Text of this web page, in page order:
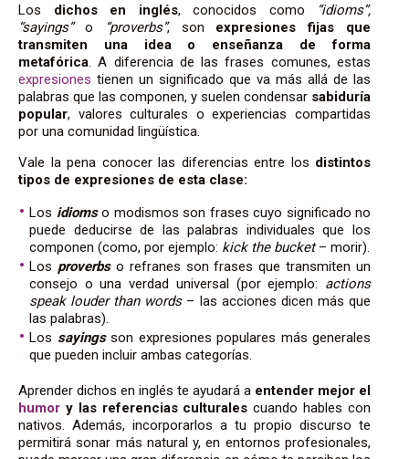
Los dichos en inglés, conocidos como
“idioms”,
“sayings”o “proverbs”, son expresiones fijas
que
transmiten una idea o enseñanza de forma
metafórica. A diferencia de las frases comunes, estas
expresiones tienen un significado que va más allá de las
palabras que las componen, y suelen condensar sabiduría
popular, valores culturales o experiencias compartidas
por una comunidad lingüística.
Vale la pena conocer las diferencias entre los distintos
tipos de expresiones de esta clase:
Los idiomso modismos son frases cuyo significado no
puede deducirse de las palabras individualesque los
componen (como, por ejemplo: kick the bucket– morir).
Los proverbso refranes son frases que transmiten un
consejo o una verdad universal (por ejemplo: actions
speak louder than words – las acciones dicen más que
las palabras).
Los sayings son expresiones populares más generales
que pueden incluir ambas categorías.
Aprender dichos en inglés te ayudará a entender mejor el
humor y las referencias culturales cuando hables con
nativos. Además, incorporarlos a tu propio discurso te
permitirá sonar más natural y, en entornos profesionales,